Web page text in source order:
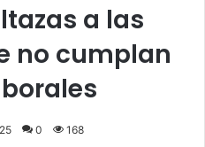
a las
no cumplan
0 168